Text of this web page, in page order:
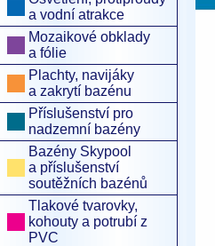
a vodní atrakce
Mozaikové obklady
a fólie
Plachty, navijáky
a zakrytí bazénu
Příslušenství pro
nadzemní bazény
Bazény Skypool
a příslušenství
soutěžních bazénů
Tlakové tvarovky,
kohouty a potrubí z
PVC